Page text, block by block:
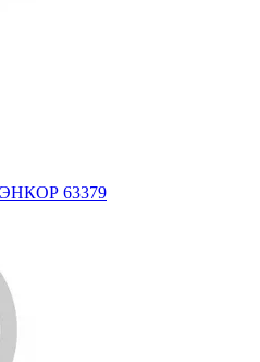
ЭНКОР 63379